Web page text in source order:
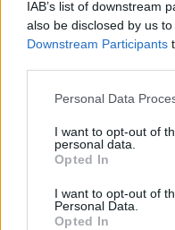
IAB’s list of downstream
also be disclosed by us
Downstream Participants
Please note that this
not limited to your visit or
grant or deny consent to
use your data for below
consent section.
Personal Data
I want to opt-out of
personal data.
Opted In
I want to opt-out of
Personal Data.
Opted In
EGY KIS HUMÁN
ANYAGOK
ALKALMASSÁ A
NB I-ES NŐI
MEGRENDEZÉSÉRE
Pődör Zoltán SZKKA
Sárvárra vinni a hazai
semmiképpen sem
ALKALMATLAN
SPORTKOMPLEXUM